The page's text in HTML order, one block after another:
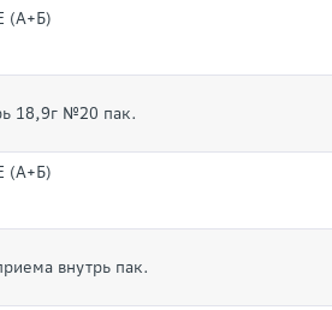
(А+Б)
18,9г №20 пак.
(А+Б)
внутрь пак.